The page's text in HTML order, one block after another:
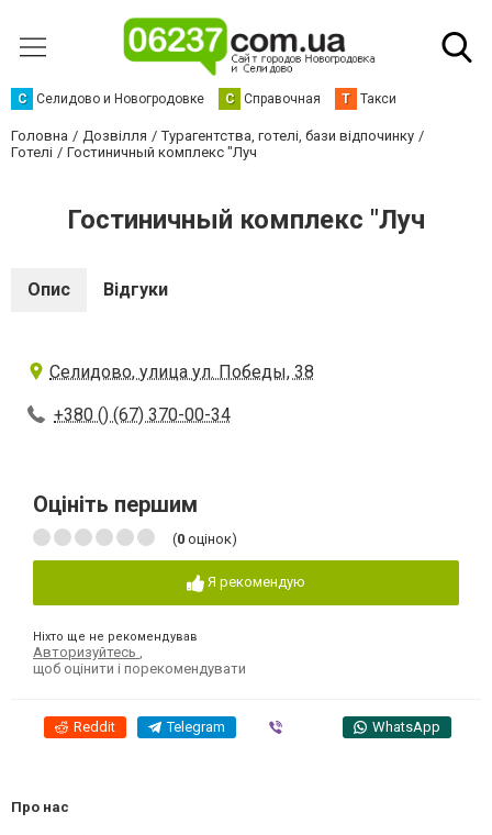
С Селидово и Новогродовке С Справочная Т Такси
Головна Дозвілля
Турагентства, готелі, бази відпочинку
Готелі
Гостиничный комплекс "Луч
Гостиничный комплекс "Луч
Опис Відгуки
Селидово, улица ул. Победы, 38
+380 () (67) 370-00-34
Оцініть першим
(0 оцінок)
Я рекомендую
Ніхто ще не рекомендував
Авторизуйтесь
щоб оцінити і порекомендувати
Reddit Telegram WhatsApp
Про нас